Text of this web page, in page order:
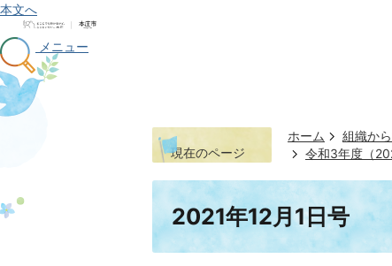
本文へ
メニュー
現在のページ
ホーム 組織か
令和3年度（
2021年12月1日号